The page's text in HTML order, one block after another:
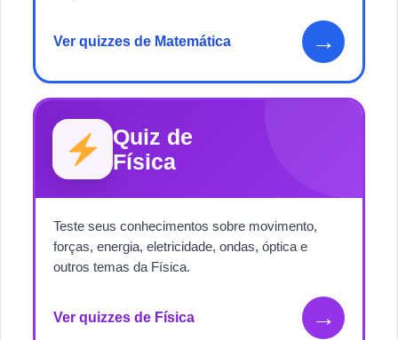
Ver quizzes de Matemática →
Quiz de
Física
Teste seus conhecimentos sobre movimento,
forças, energia, eletricidade, ondas, óptica e
outros temas da Física.
Ver quizzes de Física →